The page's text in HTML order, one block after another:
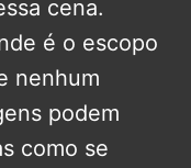
cena.
é o escopo
nenhum
podem
como se